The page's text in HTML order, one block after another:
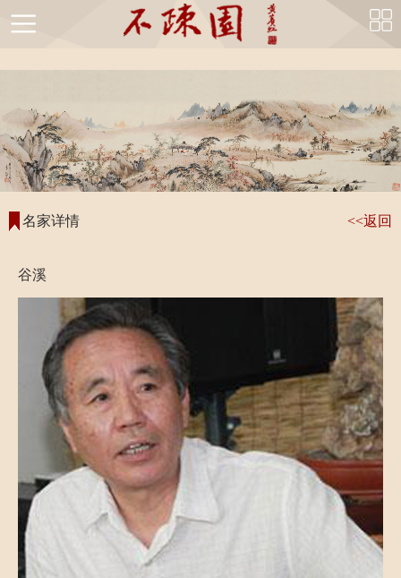
string(47) "https://bushuyuan.com/mingjia_detail.php?id=320"
首
页
不
疏
园
简
不
疏
园
风
采
国
画
精
书
法
不
大
讲
疏
园
新
联
系
我
名家详情 <<返回
谷溪